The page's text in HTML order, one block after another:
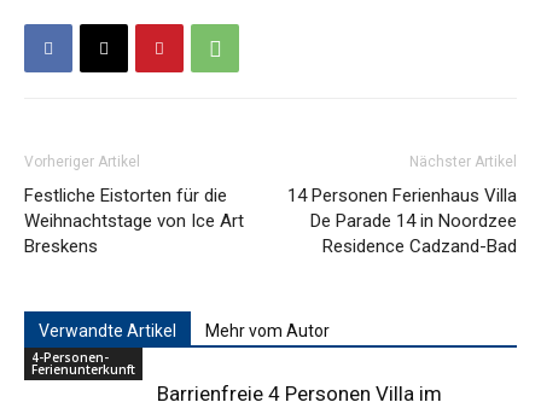
Vorheriger Artikel
Festliche Eistorten für die
Weihnachtstage von Ice Art
Breskens
Nächster Artikel
14 Personen Ferienhaus Villa
De Parade 14 in Noordzee
Residence Cadzand-Bad
Verwandte Artikel Mehr vom Autor
4-Personen-
Ferienunterkunft
Barrienfreie 4 Personen Villa im